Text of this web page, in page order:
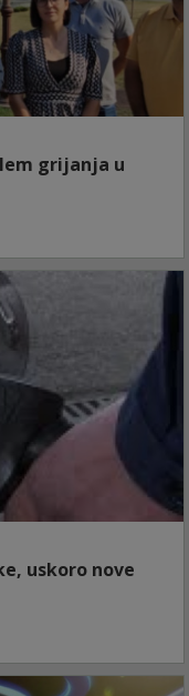
grijanja u
uskoro nove